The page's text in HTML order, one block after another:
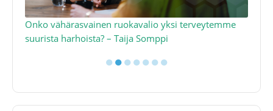
Onko vähärasvainen ruokavalio yksi terveytemme
suurista harhoista? – Taija Somppi
●●●●●●●